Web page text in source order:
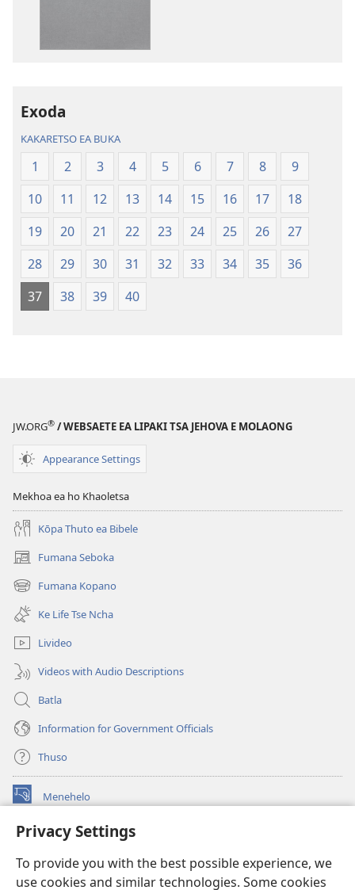
Privacy Settings
To provide you with the best possible experience, we
use cookies and similar technologies. Some cookies
Lefatše
le
Lecha
(Phetolelo ea
2013)
Lefatše
le
Lecha
(Phetolelo ea
2013)
Exoda
KAKARETSO EA BUKA
1 2 3 4 5 6 7 8
9
10
11 12 13 14 15 16 17
18
19
20 21 22 23 24 25 26
27
28
29 30 31 32 33 34 35
36
37
38 39 40
JW.ORG® / WEBSAETE EA LIPAKI TSA JEHOVA E MOLAONG
Appearance Settings
Mekhoa ea ho Khaoletsa
Kōpa Thuto ea Bibele
Fumana Seboka
(opens
new
window)
Fumana Kopano
(opens
new
window)
Ke Life Tse Ncha
Livideo
Videos with Audio Descriptions
Batla
Information for Government Officials
Thuso
Menehelo
(opens
window)Watchtower ONLINE LIBRARY
new
window)JW Hub ®
(opens